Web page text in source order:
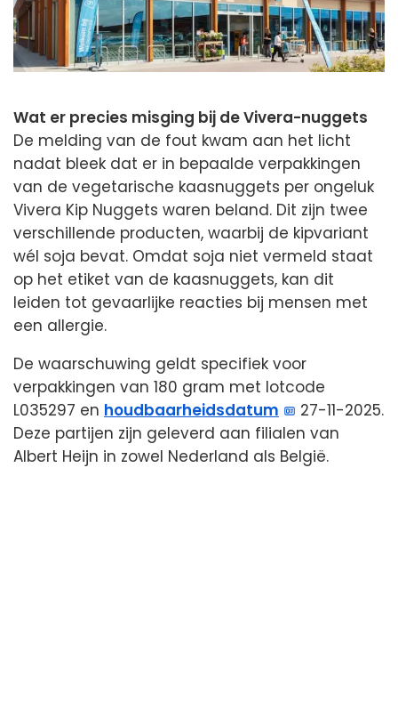
Wat er precies misging bij de Vivera-nuggets
De melding van de fout kwam aan het licht
nadat bleek dat er in bepaalde verpakkingen
van de vegetarische kaasnuggets per ongeluk
Vivera Kip Nuggets waren beland. Dit zijn twee
verschillende producten, waarbij de kipvariant
wél soja bevat. Omdat soja niet vermeld staat
op het etiket van de kaasnuggets, kan dit
leiden tot gevaarlijke reacties bij mensen met
een allergie.
De waarschuwing geldt specifiek voor
verpakkingen van 180 gram met lotcode
L035297 en houdbaarheidsdatum
27-11-2025.
Deze partijen zijn geleverd aan filialen van
Albert Heijn in zowel Nederland als België.